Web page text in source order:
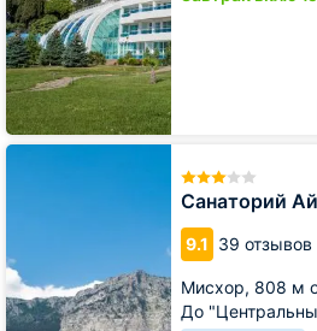
Санаторий
9.1 39 отзывов
Мисхор, 808 м
До
Санаторий